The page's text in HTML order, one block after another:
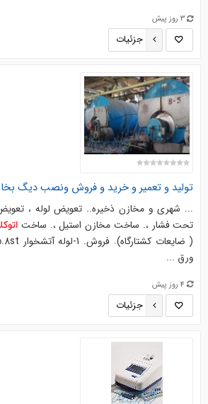
3 روز پیش
جزئیات
تولید و تعمیر و خرید و فروش ونصب دیگ
... شهری و مخازن ذخیره.. تعویض لوله ،
تحت فشار ،. ساخت مخازن استیل ،. ساخت
ورق ...
4 روز پیش
جزئیات